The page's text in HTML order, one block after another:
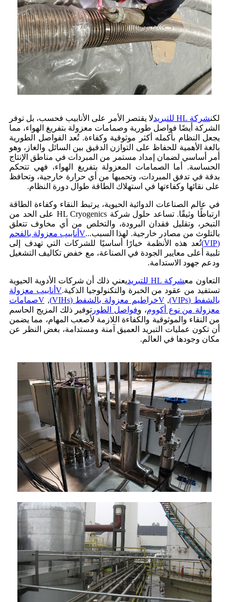
لكنشركة HL للتبريد
لا يقتصر الأمر على الأنابيب فحسب، بل توفر
الشركة أيضًا فواصل طورية وصمامات معزولة بتفريغ الهواء، مما
يجعل النظام بأكمله أكثر موثوقية وكفاءة. تُعد الفواصل الطورية
بالغة الأهمية للحفاظ على التوازن الدقيق بين السائل والغاز، وهو
أمر أساسي لضمان إمداد مستمر من المبردات في مناطق الإنتاج
الحساسة. أما الصمامات المعزولة بتفريغ الهواء، فهي تتحكم
بدقة في تدفق المبردات، وتحميها من أي حرارة خارجية، وتحافظ
على نقائها وكفاءتها في استهلاك الطاقة طوال دورة النظام.
في عالم الصناعات الدوائية الحيوية، يرتبط النقاء وكفاءة الطاقة
ارتباطًا وثيقًا. تساعد حلول شركة HL Cryogenics على الحد من
التبخر، وتقليل فقدان البرودة، والتخلص من أي مخاوف تتعلق
بالتلوث من مصادر خارجية. لهذا السبب...Vأنابيب معزولة بالفحم
(VIP)
تُعد هذه الأنظمة خيارًا أساسيًا للشركات التي تهدف إلى
تلبية أعلى معايير الجودة في الصناعة، مع خفض تكاليف التشغيل
ودعم جهود الاستدامة.
التعاون معشركة HL للتبريد
يعني ذلك أن شركات الأدوية الحيوية
تستفيد من عقود من الخبرة والتكنولوجيا الذكية.V أنابيب معزولة
بالشفط (VIPs)
,
Vخراطيم معزولة بالشفط (VIHs) ,
Vصمامات
معزولة من نوع أكووم، وفواصل الطور توفير ذلك المزيج الحاسم
من النقاء والموثوقية والكفاءة اللازمة لأصعب المهام، مما يضمن
أن تكون عمليات التبريد العميق آمنة ومستدامة، بغض النظر عن
مكان وجودها في العالم.